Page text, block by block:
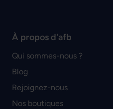
À propos d'afb
Qui sommes-nous ?
Blog
Rejoignez-nous
Nos boutiques